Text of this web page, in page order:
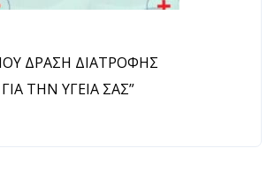
ΔΡΑΣΗ ΔΙΑΤΡΟΦΗΣ
ΤΗΝ ΥΓΕΙΑ ΣΑΣ”